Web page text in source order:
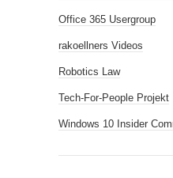
Office 365 Usergroup
rakoellners Videos
Robotics Law
Tech-For-People Projekt
Windows 10 Insider